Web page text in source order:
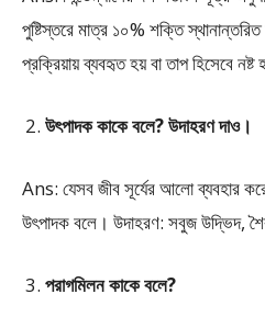
পুষ্টিস্তরে মাত্র ১০% শক্তি
প্রক্রিয়ায় ব্যবহৃত হয় বা তাপ হিসেবে নষ্ট
উৎপাদক কাকে বলে? উদাহরণ দাও।
Ans: যেসব জীব সূর্যের আলো ব্যবহার
উৎপাদক বলে। উদাহরণ: সবুজ উদ্ভিদ,
পরাগমিলন কাকে বলে?